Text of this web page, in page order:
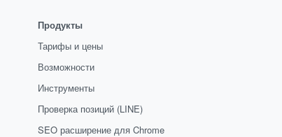
Продукты
Тарифы и цены
Возможности
Инструменты
Проверка позиций (LINE)
SEO расширение для Chrome